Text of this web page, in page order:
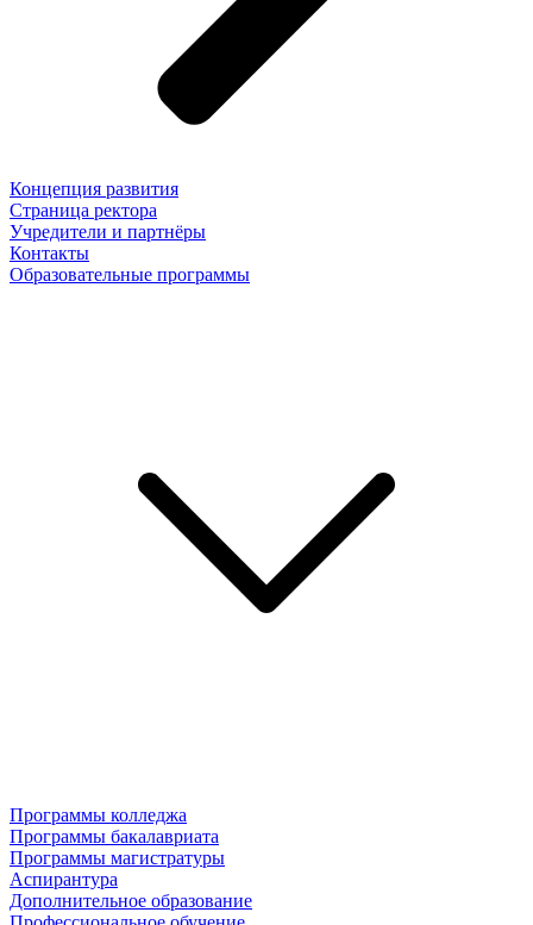
Концепция развития
Страница ректора
Учредители и партнёры
Контакты
Образовательные программы
Программы колледжа
Программы бакалавриата
Программы магистратуры
Аспирантура
Дополнительное образование